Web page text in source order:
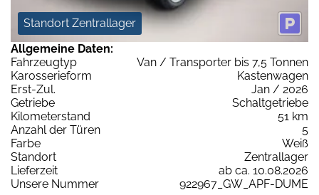
Standort Zentrallager
Allgemeine Daten:
Fahrzeugtyp
Van / Transporter bis 7,5 Tonnen
Karosserieform
Kastenwagen
Erst-Zul.
Jan / 2026
Getriebe
Schaltgetriebe
Kilometerstand
51 km
Anzahl der Türen
5
Farbe
Weiß
Standort
Zentrallager
Lieferzeit
ab ca. 10.08.2026
Unsere Nummer
922967_GW_APF-DUME